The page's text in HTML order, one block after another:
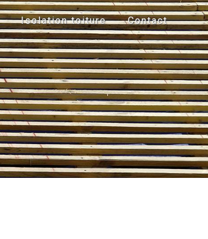
Isolation toiture Contact